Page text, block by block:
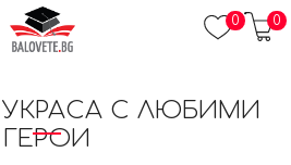
0 0
С ЛЮБИМИ
ГЕРОИ